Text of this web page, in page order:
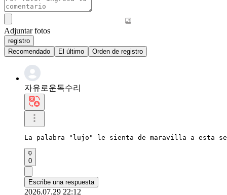
Adjuntar fotos
registro
Recomendado
El último Orden de registro
자유로운독수리
La palabra "lujo" le sienta de maravilla a esta
0
Escribe una respuesta
2026.07.29 22:12